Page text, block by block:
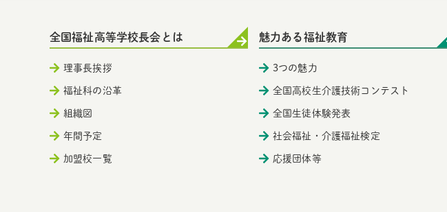
全国福祉高等学校長会とは
理事長挨拶
福祉科の沿革
組織図
年間予定
加盟校一覧
魅力ある福祉教育
3つの魅力
全国高校生介護技術コンテスト
全国生徒体験発表
社会福祉・介護福祉検定
応援団体等